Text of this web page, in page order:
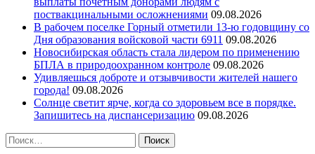
поствакцинальными осложнениями 09.08.2026
В рабочем поселке Горный отметили 13-ю годовщину со
Дня образования войсковой части 6911 09.08.2026
Новосибирская область стала лидером по применению
БПЛА в природоохранном контроле 09.08.2026
Удивляешься доброте и отзывчивости жителей нашего
города! 09.08.2026
Солнце светит ярче, когда со здоровьем все в порядке.
Запишитесь на диспансеризацию 09.08.2026
Найти: